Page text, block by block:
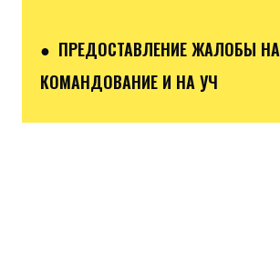
● ПРЕДОСТАВЛЕНИЕ ЖАЛОБЫ НА
КОМАНДОВАНИЕ И НА УЧ